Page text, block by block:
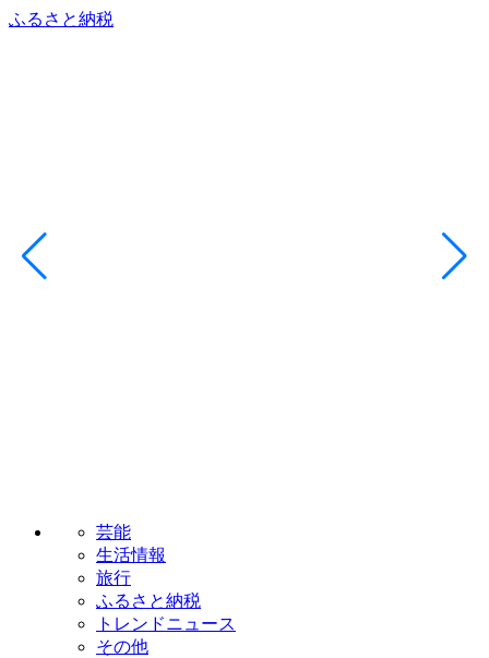
ふるさと納税
芸能
生活情報
旅行
ふるさと納税
トレンドニュース
その他